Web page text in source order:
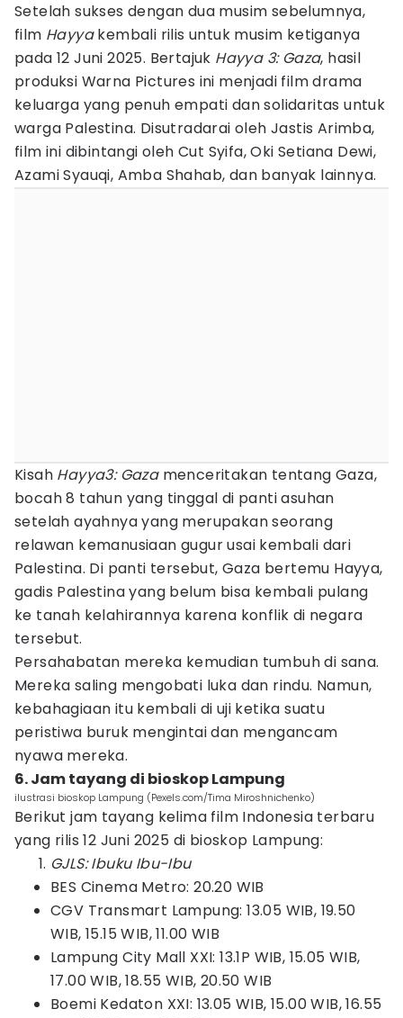
Setelah sukses dengan dua musim sebelumnya,
film Hayyakembali rilis untuk musim ketiganya
pada 12 Juni 2025. Bertajuk Hayya 3: Gaza, hasil
produksi Warna Pictures ini menjadi film drama
keluarga yang penuh empati dan solidaritas untuk
warga Palestina. Disutradarai oleh Jastis Arimba,
film ini dibintangi oleh Cut Syifa, Oki Setiana Dewi,
Azami Syauqi, Amba Shahab, dan banyak lainnya.
Kisah Hayya3: Gazamenceritakan tentang Gaza,
bocah 8 tahun yang tinggal di panti asuhan
setelah ayahnya yang merupakan seorang
relawan kemanusiaan gugur usai kembali dari
Palestina. Di panti tersebut, Gaza bertemu Hayya,
gadis Palestina yang belum bisa kembali pulang
ke tanah kelahirannya karena konflik di negara
tersebut.
Persahabatan mereka kemudian tumbuh di sana.
Mereka saling mengobati luka dan rindu. Namun,
kebahagiaan itu kembali di uji ketika suatu
peristiwa buruk mengintai dan mengancam
nyawa mereka.
6. Jam tayang di bioskop Lampung
ilustrasi bioskop Lampung (Pexels.com/Tima Miroshnichenko)
Berikut jam tayang kelima film Indonesia terbaru
yang rilis 12 Juni 2025 di bioskop Lampung:
GJLS: Ibuku Ibu-Ibu
BES Cinema Metro: 20.20 WIB
CGV Transmart Lampung: 13.05 WIB, 19.50
WIB, 15.15 WIB, 11.00 WIB
Lampung City Mall XXI: 13.1P WIB, 15.05 WIB,
17.00 WIB, 18.55 WIB, 20.50 WIB
Boemi Kedaton XXI: 13.05 WIB, 15.00 WIB, 16.55